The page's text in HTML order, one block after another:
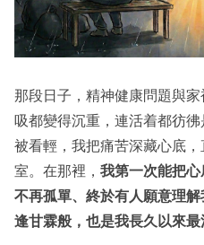
那段日子，精神健康問題與
吸都變得沉重，連活着都彷
被看輕，我把痛苦深藏心底
室。在那裡， 我第一次能把
不再孤單、終於有人願意理
逢甘霖般，也是我長久以來最